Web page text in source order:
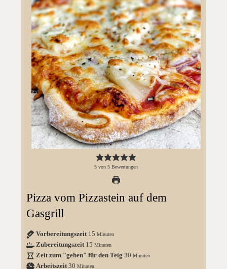
5 von 5 Bewertungen
Pizza vom Pizzastein auf dem
Gasgrill
Vorbereitungszeit 15 Minuten
Zubereitungszeit 15 Minuten
Zeit zum "gehen" für den Teig 30 Minuten
Arbeitszeit 30 Minuten